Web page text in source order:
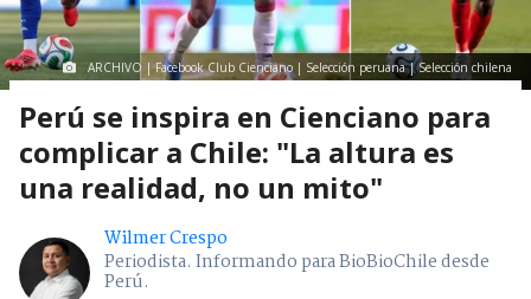
ARCHIVO | Facebook Club Cienciano | Selección peruana | Selección chilena
Perú se inspira en Cienciano para
complicar a Chile: "La altura es
una realidad, no un mito"
Wilmer Crespo
Periodista. Informando para BioBioChile desde
Perú.